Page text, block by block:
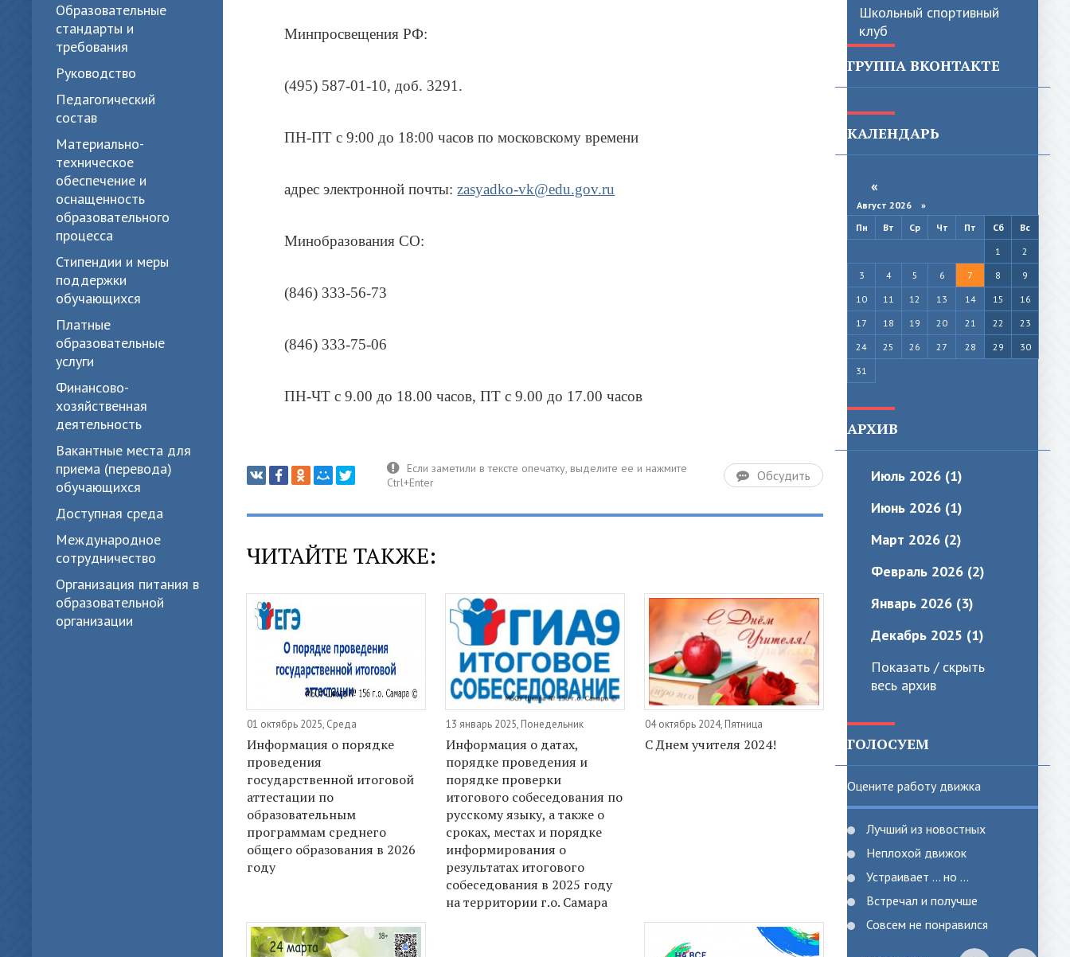
Образовательные
стандарты и
требования
Руководство
Педагогический
состав
Материально-
техническое
обеспечение и
оснащенность
образовательного
процесса
Стипендии и меры
поддержки
обучающихся
Платные
образовательные
услуги
Финансово-
хозяйственная
деятельность
Вакантные места для
приема (перевода)
обучающихся
Доступная среда
Международное
сотрудничество
Организация питания в
образовательной
организации
Минпросвещения РФ:
(495) 587-01-10, доб. 3291.
ПН-ПТ с 9:00 до 18:00 часов по московскому времени
адрес электронной почты:zasyadko-vk@edu.gov.ru
Минобразования СО:
(846) 333-56-73
(846) 333-75-06
ПН-ЧТ с 9.00 до 18.00 часов, ПТ с 9.00 до 17.00 часов
Обсудить
ЧИТАЙТЕ ТАКЖЕ:
01 октябрь 2025, Среда
Информация о порядке
проведения
государственной итоговой
аттестации по
образовательным
программам среднего
общего образования в 2026
году
13 январь 2025, Понедельник
Информация о датах,
порядке проведения и
порядке проверки
итогового собеседования по
русскому языку, а также о
сроках, местах и порядке
информирования о
результатах итогового
собеседования в 2025 году
на территории г.о. Самара
04 октябрь 2024, Пятница
С Днем учителя 2024!
Школьный спортивный
клуб
ГРУППА ВКОНТАКТЕ
КАЛЕНДАРЬ
«
Август 2026 »
Пн
Вт Ср Чт Пт Сб
Вс
1
2
3
4 5 6 7 8
9
10
11 12 13 14 15
16
17
18 19 20 21 22
23
24
25 26 27 28 29
30
31
АРХИВ
Июль 2026 (1)
Июнь 2026 (1)
Март 2026 (2)
Февраль 2026 (2)
Январь 2026 (3)
Декабрь 2025 (1)
Показать / скрыть
весь архив
ГОЛОСУЕМ
Оцените работу движка
Лучший из новостных
Неплохой движок
Устраивает ... но ...
Встречал и получше
Совсем не понравился